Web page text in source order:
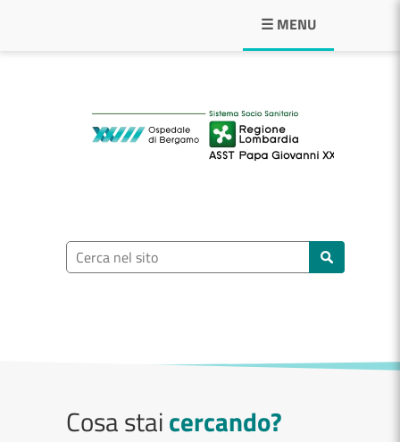
☰ MENU
ASST Papa
Ricerca nel sito
Cosa staicercando?